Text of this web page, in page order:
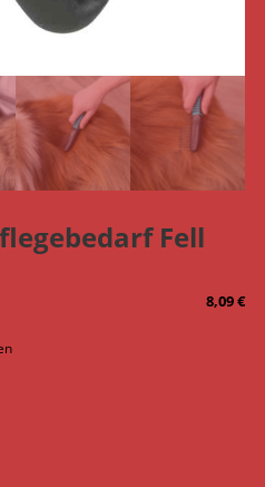
Fell
8,09€